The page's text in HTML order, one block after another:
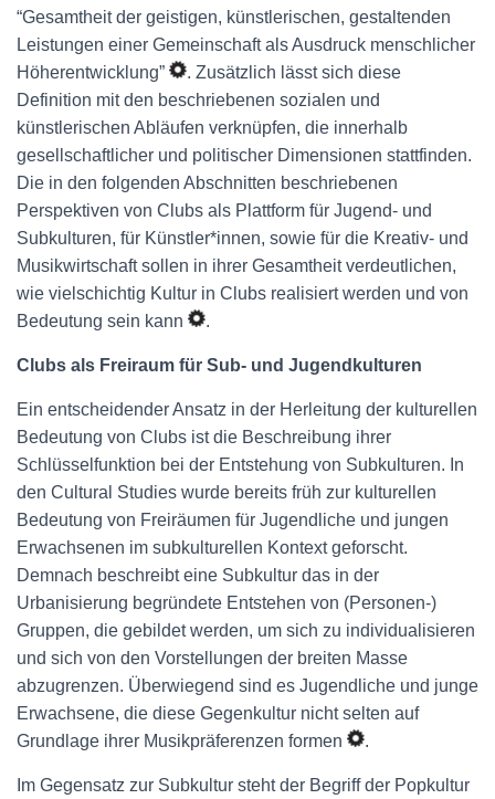
“Gesamtheit der geistigen, künstlerischen, gestaltenden
Leistungen einer Gemeinschaft als Ausdruck menschlicher
Höherentwicklung”
. Zusätzlich lässt sich diese
Definition mit den beschriebenen sozialen und
künstlerischen Abläufen verknüpfen, die innerhalb
gesellschaftlicher und politischer Dimensionen stattfinden.
Die in den folgenden Abschnitten beschriebenen
Perspektiven von Clubs als Plattform für Jugend- und
Subkulturen, für Künstler*innen, sowie für die Kreativ- und
Musikwirtschaft sollen in ihrer Gesamtheit verdeutlichen,
wie vielschichtig Kultur in Clubs realisiert werden und von
Bedeutung sein kann
.
Clubs als Freiraum für Sub- und Jugendkulturen
Ein entscheidender Ansatz in der Herleitung der kulturellen
Bedeutung von Clubs ist die Beschreibung ihrer
Schlüsselfunktion bei der Entstehung von Subkulturen. In
den Cultural Studies wurde bereits früh zur kulturellen
Bedeutung von Freiräumen für Jugendliche und jungen
Erwachsenen im subkulturellen Kontext geforscht.
Demnach beschreibt eine Subkultur das in der
Urbanisierung begründete Entstehen von (Personen-)
Gruppen, die gebildet werden, um sich zu individualisieren
und sich von den Vorstellungen der breiten Masse
abzugrenzen. Überwiegend sind es Jugendliche und junge
Erwachsene, die diese Gegenkultur nicht selten auf
Grundlage ihrer Musikpräferenzen formen
.
Im Gegensatz zur Subkultur steht der Begriff der Popkultur